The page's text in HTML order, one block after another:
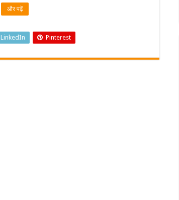
और पढ़ें
LinkedIn Pinterest